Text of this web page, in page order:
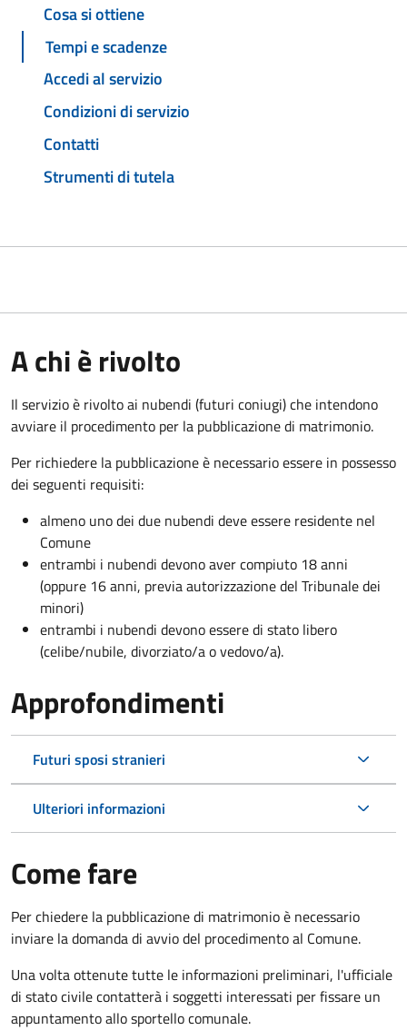
Cosa si ottiene
Tempi e scadenze
Accedi al servizio
Condizioni di servizio
Contatti
Strumenti di tutela
A chi è rivolto
Il servizio è rivolto ai nubendi (futuri coniugi) che intendono
avviare il procedimento per la pubblicazione di matrimonio.
Per richiedere la pubblicazione è necessario essere in possesso
dei seguenti requisiti:
almeno uno dei due nubendi deve essere residente nel
Comune
entrambi i nubendi devono aver compiuto 18 anni
(oppure 16 anni, previa autorizzazione del Tribunale dei
minori)
entrambi i nubendi devono essere di stato libero
(celibe/nubile, divorziato/a o vedovo/a).
Approfondimenti
Futuri sposi stranieri
Ulteriori informazioni
Come fare
Per chiedere la pubblicazione di matrimonio è necessario
inviare la domanda di avvio del procedimento al Comune.
Una volta ottenute tutte le informazioni preliminari, l'ufficiale
di stato civile contatterà i soggetti interessati per fissare un
appuntamento allo sportello comunale.